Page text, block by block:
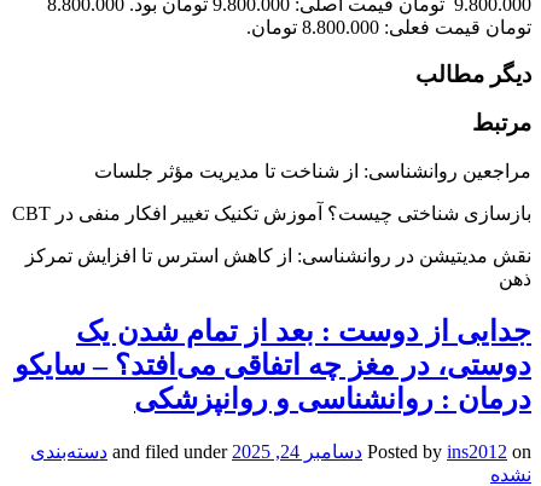
تومان قیمت فعلی: 8.800.000 تومان.
دیگر مطالب
مرتبط
مراجعین روانشناسی: از شناخت تا مدیریت مؤثر جلسات
بازسازی شناختی چیست؟ آموزش تکنیک تغییر افکار منفی در CBT
نقش مدیتیشن در روانشناسی: از کاهش استرس تا افزایش تمرکز
ذهن
جدایی از دوست : بعد از تمام شدن یک
دوستی، در مغز چه اتفاقی می‌افتد؟ – سایکو
درمان : روانشناسی و روانپزشکی
Posted by ins2012 on دسامبر 24, 2025 and filed under دسته‌بندی
نشده